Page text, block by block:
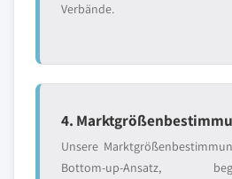
Verbände.
4.
Unsere
Bottom-up-Ansatz,